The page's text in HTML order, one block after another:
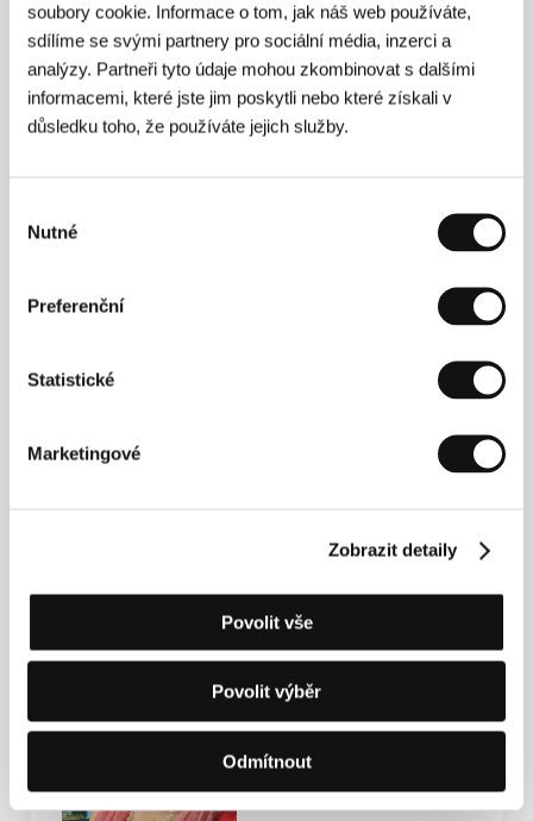
soubory cookie. Informace o tom, jak náš web používáte,
sdílíme se svými partnery pro sociální média, inzerci a
analýzy. Partneři tyto údaje mohou zkombinovat s dalšími
informacemi, které jste jim poskytli nebo které získali v
důsledku toho, že používáte jejich služby.
souhlasu
Nutné
Preferenční
Statistické
Marketingové
Zobrazit detaily
Povolit vše
Povolit výběr
Odmítnout
O filmu
105 min / Barevný, 35 mm
RežieCălin Peter Netzer/ ScénářTudor Voican /
KameraLiviu Marghidan/ StřihCătălin F. Cristutiu
Kontakt
Films Boutique
Tel: +49 306 953 7850